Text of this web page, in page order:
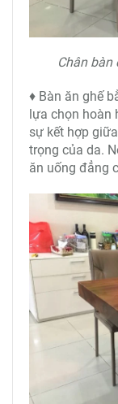
Chân
♦ Bàn ăn ghế
lựa chọn hoàn
sự kết hợp
trọng của da.
ăn uống đẳng